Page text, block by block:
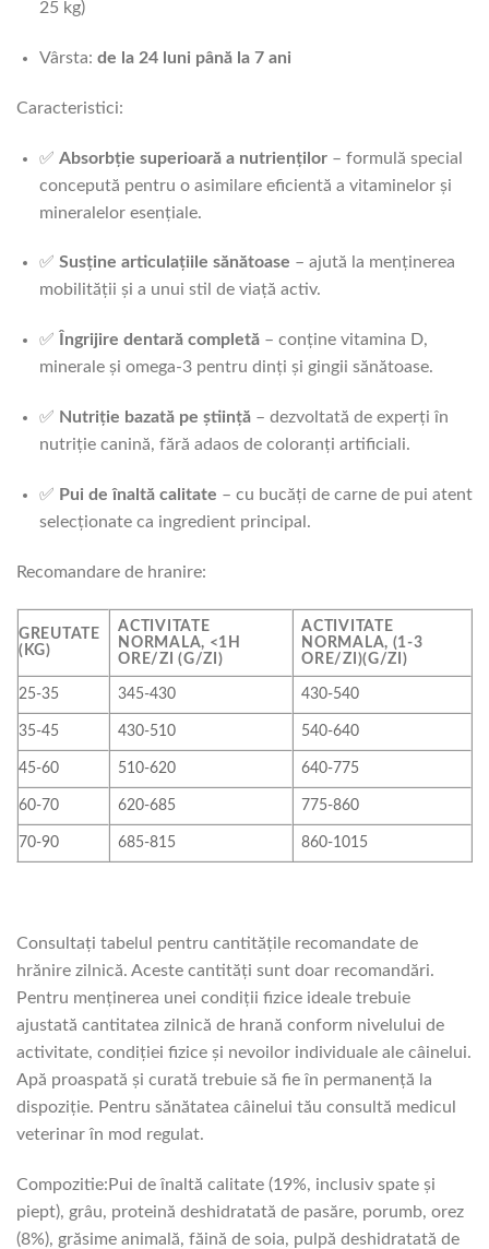
25 kg)
Vârsta: de la 24 luni până la 7 ani
Caracteristici:
✅ Absorbție superioară a nutrienților– formulă special
concepută pentru o asimilare eficientă a vitaminelor și
mineralelor esențiale.
✅ Susține articulațiile sănătoase – ajută la menținerea
mobilității și a unui stil de viață activ.
✅ Îngrijire dentară completă– conține vitamina D,
minerale și omega-3 pentru dinți și gingii sănătoase.
✅ Nutriție bazată pe știință– dezvoltată de experți în
nutriție canină, fără adaos de coloranți artificiali.
✅ Pui de înaltă calitate – cu bucăți de carne de pui atent
selecționate ca ingredient principal.
Recomandare de hranire:
GREUTATE
(KG)
ACTIVITATE
NORMALA, <1H
ORE/ZI (G/ZI)
ACTIVITATE
NORMALA, (1-3
ORE/ZI)(G/ZI)
25-35 345-430 430-540
35-45 430-510 540-640
45-60 510-620 640-775
60-70 620-685 775-860
70-90 685-815 860-1015
Consultați tabelul pentru cantitățile recomandate de
hrănire zilnică. Aceste cantități sunt doar recomandări.
Pentru menținerea unei condiții fizice ideale trebuie
ajustată cantitatea zilnică de hrană conform nivelului de
activitate, condiției fizice și nevoilor individuale ale câinelui.
Apă proaspată și curată trebuie să fie în permanență la
dispoziție. Pentru sănătatea câinelui tău consultă medicul
veterinar în mod regulat.
Compozitie:Pui de înaltă calitate (19%, inclusiv spate și
piept), grâu, proteină deshidratată de pasăre, porumb, orez
(8%), grăsime animală, făină de soia, pulpă deshidratată de